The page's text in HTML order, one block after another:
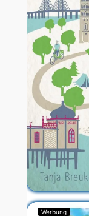
Werbung